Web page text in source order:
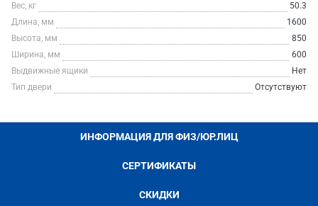
Вес, кг
50.3
Длина, мм
1600
Высота, мм
850
Ширина, мм
600
Выдвижные ящики
Нет
Тип двери
Отсутствуют
ИНФОРМАЦИЯ ДЛЯ ФИЗ/ЮР.ЛИЦ
СЕРТИФИКАТЫ
СКИДКИ